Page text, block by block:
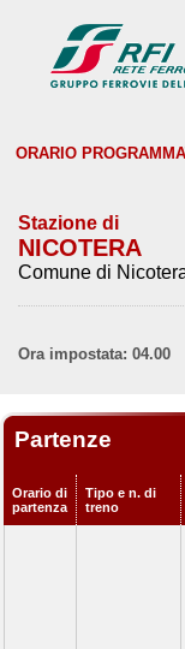
ORARIO
Stazione di
NICOTERA
Comune di
Ora impostata: 04.00
Partenze
Orario di
partenza
Tipo e n. di
treno